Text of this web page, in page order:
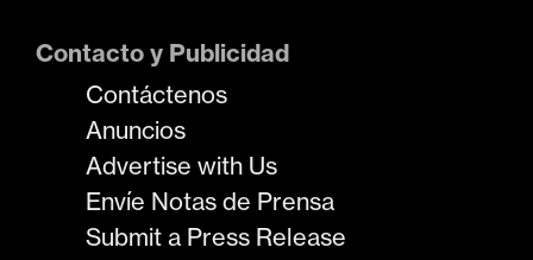
Contacto y Publicidad
Contáctenos
Anuncios
Advertise with Us
Envíe Notas de Prensa
Submit a Press Release